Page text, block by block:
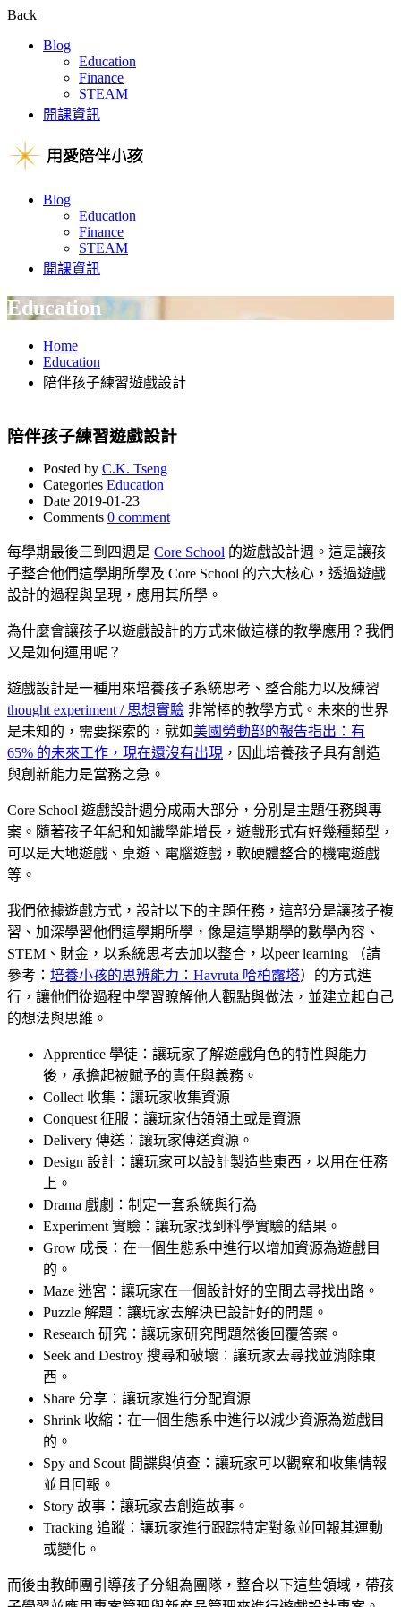
Back
Blog
Education
Finance
STEAM
開課資訊
Blog
Education
Finance
STEAM
開課資訊
Education
Home
Education
陪伴孩子練習遊戲設計
陪伴孩子練習遊戲設計
Posted by C.K. Tseng
Categories Education
Date 2019-01-23
Comments 0 comment
每學期最後三到四週是 Core School 的遊戲設計週。這是讓孩
子整合他們這學期所學及 Core School 的六大核心，透過遊戲
設計的過程與呈現，應用其所學。
為什麼會讓孩子以遊戲設計的方式來做這樣的教學應用？我們
又是如何運用呢？
遊戲設計是一種用來培養孩子系統思考、整合能力以及練習
thought experiment / 思想實驗 非常棒的教學方式。未來的世界
是未知的，需要探索的，就如美國勞動部的報告指出：有
65% 的未來工作，現在還沒有出現 ，因此培養孩子具有創造
與創新能力是當務之急。
Core School 遊戲設計週分成兩大部分，分別是主題任務與專
案。隨著孩子年紀和知識學能增長，遊戲形式有好幾種類型，
可以是大地遊戲、桌遊、電腦遊戲，軟硬體整合的機電遊戲
等。
我們依據遊戲方式，設計以下的主題任務，這部分是讓孩子複
習、加深學習他們這學期所學，像是這學期學的數學內容、
STEM、財金，以系統思考去加以整合，以peer learning （請
參考： 培養小孩的思辨能力：Havruta 哈柏露塔）的方式進
行，讓他們從過程中學習瞭解他人觀點與做法，並建立起自己
的想法與思維。
Apprentice 學徒：讓玩家了解遊戲角色的特性與能力
後，承擔起被賦予的責任與義務。
Collect 收集：讓玩家收集資源
Conquest 征服：讓玩家佔領領土或是資源
Delivery 傳送：讓玩家傳送資源。
Design 設計：讓玩家可以設計製造些東西，以用在任務
上。
Drama 戲劇：制定一套系統與行為
Experiment 實驗：讓玩家找到科學實驗的結果。
Grow 成長：在一個生態系中進行以增加資源為遊戲目
的。
Maze 迷宮：讓玩家在一個設計好的空間去尋找出路。
Puzzle 解題：讓玩家去解決已設計好的問題。
Research 研究：讓玩家研究問題然後回覆答案。
Seek and Destroy 搜尋和破壞：讓玩家去尋找並消除東
西。
Share 分享：讓玩家進行分配資源
Shrink 收縮：在一個生態系中進行以減少資源為遊戲目
的。
Spy and Scout 間諜與偵查：讓玩家可以觀察和收集情報
並且回報。
Story 故事：讓玩家去創造故事。
Tracking 追蹤：讓玩家進行跟踪特定對象並回報其運動
或變化。
而後由教師團引導孩子分組為團隊，整合以下這些領域，帶孩